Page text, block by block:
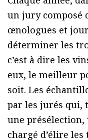
un jury composé
œnologues et
déterminer les
c’est à dire les
eux, le meilleur
soit. Les
par les jurés qui,
une
chargé d’élire